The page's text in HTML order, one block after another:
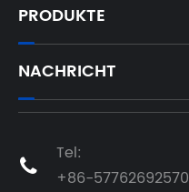
PRODUKTE
NACHRICHT

Tel:
+86-57762692570